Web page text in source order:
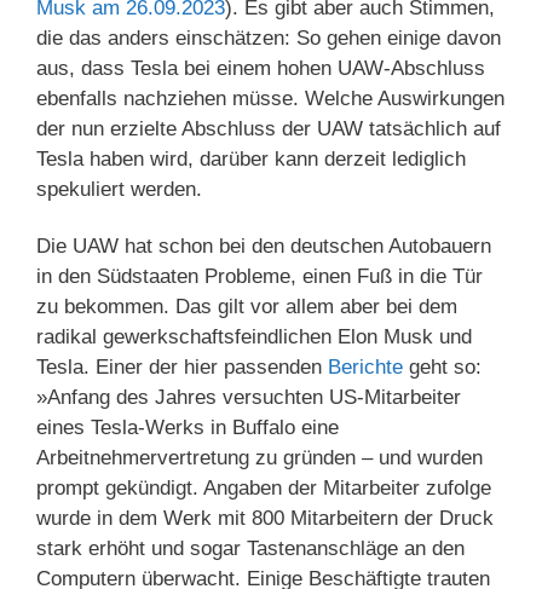
Musk am 26.09.2023). Es gibt aber auch Stimmen,
die das anders einschätzen: So gehen einige davon
aus, dass Tesla bei einem hohen UAW-Abschluss
ebenfalls nachziehen müsse. Welche Auswirkungen
der nun erzielte Abschluss der UAW tatsächlich auf
Tesla haben wird, darüber kann derzeit lediglich
spekuliert werden.
Die UAW hat schon bei den deutschen Autobauern
in den Südstaaten Probleme, einen Fuß in die Tür
zu bekommen. Das gilt vor allem aber bei dem
radikal gewerkschaftsfeindlichen Elon Musk und
Tesla. Einer der hier passenden Berichte geht so:
»Anfang des Jahres versuchten US-Mitarbeiter
eines Tesla-Werks in Buffalo eine
Arbeitnehmervertretung zu gründen – und wurden
prompt gekündigt. Angaben der Mitarbeiter zufolge
wurde in dem Werk mit 800 Mitarbeitern der Druck
stark erhöht und sogar Tastenanschläge an den
Computern überwacht. Einige Beschäftigte trauten